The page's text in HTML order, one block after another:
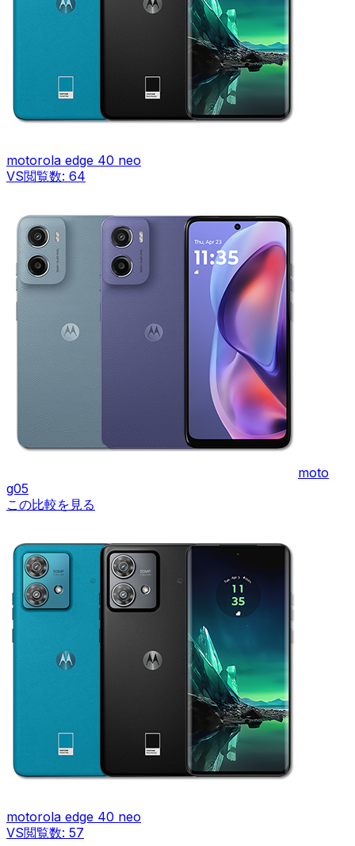
motorola edge 40 neo
VS閲覧数: 64
moto
g05
この比較を見る
motorola edge 40 neo
VS閲覧数: 57